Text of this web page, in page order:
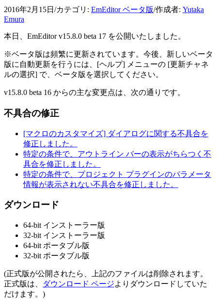
2016年2月15日 /カテゴリ: EmEditor ベータ版/作成者: Yutaka
Emura
本日、EmEditor v15.8.0 beta 17 を公開いたしました。
※ベータ版は頻繁に更新されています。今後、新しいベータ
版に自動更新を行うには、[ヘルプ] メニューの [更新チャネ
ルの選択] で、ベータ版を選択してください。
v15.8.0 beta 16 からの主な変更点は、次の通りです。
不具合の修正
[マクロのカスタマイズ] ダイアログに関する不具合を
修正しました。
特定の条件で、アウトライン バーの表示がちらつく不
具合を修正しました。
特定の条件で、プロジェクト プラグインのパラメータ
情報が表示されない不具合を修正しました。
ダウンロード
64-bit インストーラー版
32-bit インストーラー版
64-bit ポータブル版
32-bit ポータブル版
(正式版が公開されたら、上記のファイルは削除されます。
正式版は、
ダウンロード ページよりダウンロードしていた
だけます。)